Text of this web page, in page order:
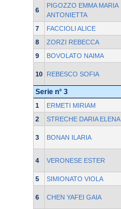
6
PIGOZZO EMMA MARIA
ANTONIETTA
7 FACCIOLI ALICE
8
ZORZI REBECCA
9
BOVOLATO NAIMA
10 REBESCO SOFIA
Serie n° 3
1 ERMETI MIRIAM
2
STRECHE DARIA ELENA
3 BONAN ILARIA
4 VERONESE ESTER
5 SIMIONATO VIOLA
6 CHEN YAFEI GAIA